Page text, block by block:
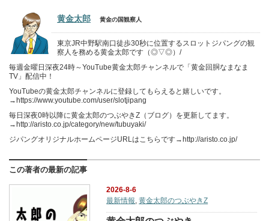
黄金太郎 黄金の国観察人
東京JR中野駅南口徒歩30秒に位置するスロットジパングの観
察人を務める黄金太郎です（◎▽◎）/
毎週金曜日深夜24時～YouTube黄金太郎チャンネルで「黄金回胴なまなま
TV」配信中！
YouTubeの黄金太郎チャンネルに登録してもらえると嬉しいです。
→https://www.youtube.com/user/slotjipang
毎日深夜0時以降に黄金太郎のつぶやきZ（ブログ）を更新してます。
→http://aristo.co.jp/category/new/tubuyaki/
ジパングオリジナルホームページURLはこちらです→http://aristo.co.jp/
この著者の最新の記事
2026-8-6
最新情報,黄金太郎のつぶやきZ